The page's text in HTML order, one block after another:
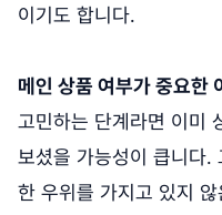
이기도 합니다.
메인 상품 여부가 중요한
고민하는 단계라면 이미
보셨을 가능성이 큽니다.
한 우위를 가지고 있지